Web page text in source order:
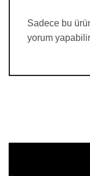
Sadece bu
yorum